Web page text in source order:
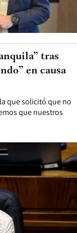
que solicitó que no
que nuestros
tras
en causa